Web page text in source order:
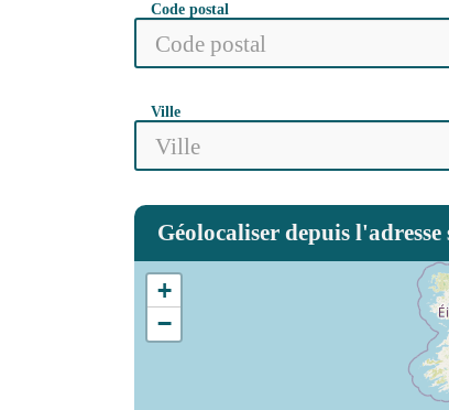
Code postal
Ville
Géolocaliser depuis l'adresse
+
−